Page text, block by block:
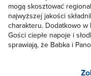
mogą skosztować
najwyższej jakości
charakteru. Dodatkowo w
Gości ciepłe napoje i
sprawiają, że Babka i
zabawkami, które zajmą